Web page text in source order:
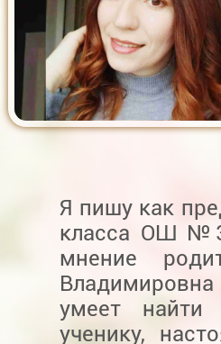
Я пишу как
класса ОШ
мнение
умеет найти
ученику,